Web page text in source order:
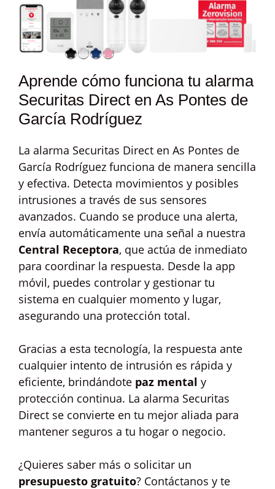
Aprende cómo funciona tu alarma
Securitas Direct en As Pontes de
García Rodríguez
La alarma Securitas Direct en As Pontes de
García Rodríguez funciona de manera sencilla
y efectiva. Detecta movimientos y posibles
intrusiones a través de sus sensores
avanzados. Cuando se produce una alerta,
envía automáticamente una señal a nuestra
Central Receptora, que actúa de inmediato
para coordinar la respuesta. Desde la app
móvil, puedes controlar y gestionar tu
sistema en cualquier momento y lugar,
asegurando una protección total.
Gracias a esta tecnología, la respuesta ante
cualquier intento de intrusión es rápida y
eficiente, brindándote paz mental y
protección continua. La alarma Securitas
Direct se convierte en tu mejor aliada para
mantener seguros a tu hogar o negocio.
¿Quieres saber más o solicitar un
presupuesto gratuito? Contáctanos y te